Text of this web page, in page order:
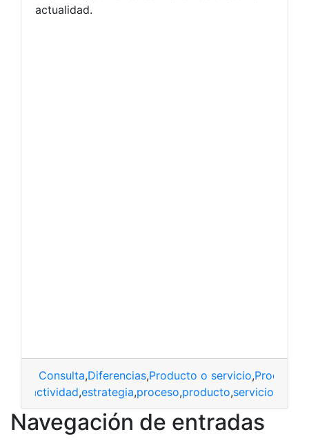
actualidad.
Consulta,Diferencias,Producto o servicio,Productos
actividad,estrategia,proceso,producto,servicio
Navegación de entradas